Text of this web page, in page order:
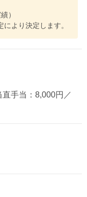
）
より決定します。
手当：8,000円／